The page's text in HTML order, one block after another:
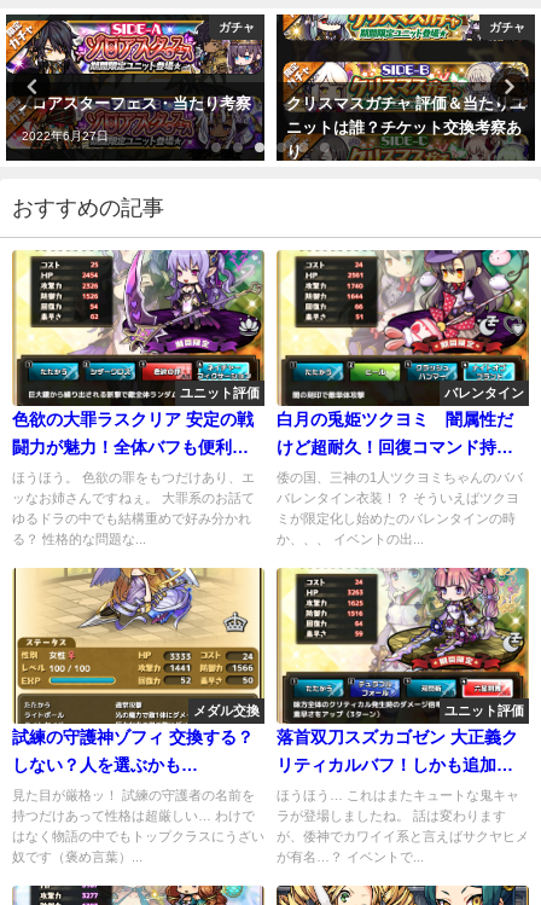
ガチャ
ゾロアスターフェス・当たり考察
2022年6月27日
ガチャ
クリスマスガチャ 評価＆当たりユ
ニットは誰？チケット交換考察あ
り
おすすめの記事
ユニット評価
色欲の大罪ラスクリア 安定の戦
闘力が魅力！全体バフも便利だ
ぞッ！
ほうほう。 色欲の罪をもつだけあり、エ
ッなお姉さんですねぇ。 大罪系のお話て
ゆるドラの中でも結構重めで好み分かれ
る？ 性格的な問題な...
バレンタイン
白月の兎姫ツクヨミ 闇属性だ
けど超耐久！回復コマンド持ち
はありがたい…
倭の国、三神の1人ツクヨミちゃんのババ
バレンタイン衣装！？ そういえばツクヨ
ミが限定化し始めたのバレンタインの時
か、、、 イベントの出...
メダル交換
試練の守護神ゾフィ 交換する？
しない？人を選ぶかも…
見た目が厳格ッ！ 試練の守護者の名前を
持つだけあって性格は超厳しい… わけで
はなく物語の中でもトップクラスにうざい
奴です（褒め言葉）...
ユニット評価
落首双刀スズカゴゼン 大正義ク
リティカルバフ！しかも追加効
果とか驚き( ﾟДﾟ)
ほうほう… これはまたキュートな鬼キャ
ラが登場しましたね。 話は変わります
が、倭神でカワイイ系と言えばサクヤヒメ
が有名…？ イベントで...